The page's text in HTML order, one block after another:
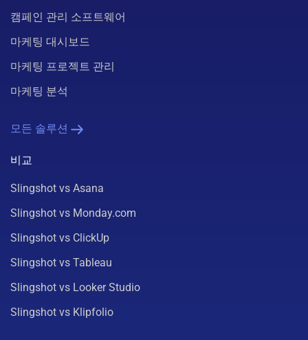
캠페인 관리 소프트웨어
마케팅 대시보드
마케팅 프로젝트 관리
마케팅 분석
모든 솔루션
비교
Slingshot vs Asana
Slingshot vs Monday.com
Slingshot vs ClickUp
Slingshot vs Tableau
Slingshot vs Looker Studio
Slingshot vs Klipfolio